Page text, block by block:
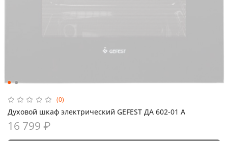
(0)
Духовой шкаф электрический GEFEST ДА 602-01 A
16 799 ₽